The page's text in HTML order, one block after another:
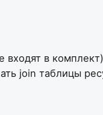
в
join таблицы